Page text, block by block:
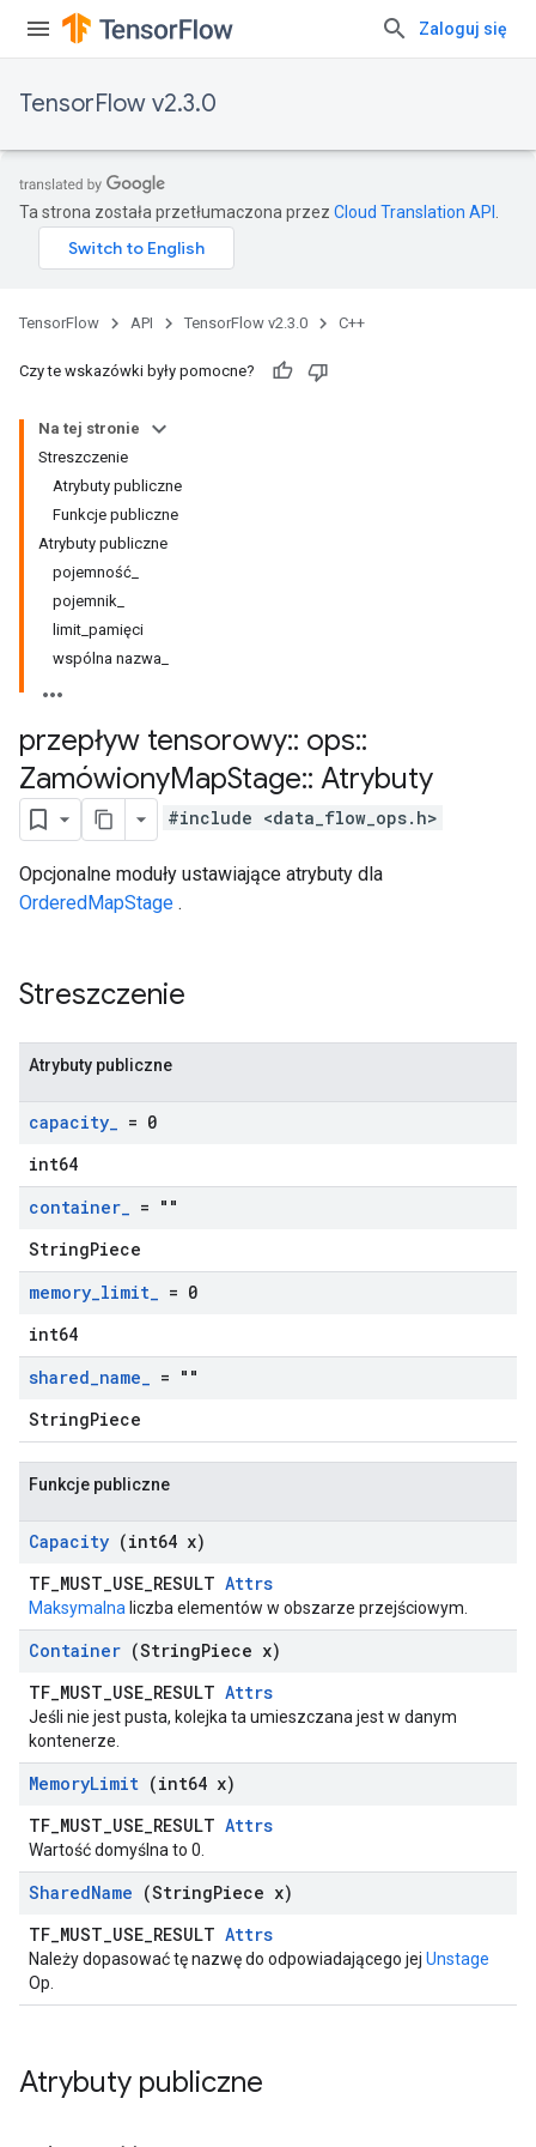
Zaloguj się
TensorFlow v2.3.0
Ta strona została przetłumaczona przez Cloud Translation API
TensorFlow API TensorFlow v2.3.0 C++
Czy te wskazówki były pomocne?
Na tej stronie
Streszczenie
Atrybuty publiczne
Funkcje publiczne
Atrybuty publiczne
pojemność_
pojemnik_
limit_pamięci
wspólna nazwa_
przepływ tensorowy:: ops::
ZamówionyMapStage:: Atrybuty
#include <data_flow_ops.h>
Opcjonalne moduły ustawiające atrybuty dla
OrderedMapStage .
Streszczenie
Atrybuty publiczne
capacity_ = 0
int64
container_ = ""
StringPiece
memory_limit_ = 0
int64
shared_name_ = ""
StringPiece
Funkcje publiczne
Capacity (int64 x)
TF_MUST_USE_RESULT Attrs
Maksymalna liczba elementów w obszarze przejściowym.
Container (StringPiece x)
TF_MUST_USE_RESULT Attrs
Jeśli nie jest pusta, kolejka ta umieszczana jest w danym
kontenerze.
MemoryLimit (int64 x)
TF_MUST_USE_RESULT Attrs
Wartość domyślna to 0.
SharedName (StringPiece x)
TF_MUST_USE_RESULT Attrs
Należy dopasować tę nazwę do odpowiadającego jej Unstage
Op.
Atrybuty publiczne